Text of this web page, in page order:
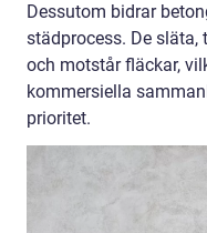
Dessutom bidrar
städprocess. De
och motstår fläckar,
kommersiella
prioritet.